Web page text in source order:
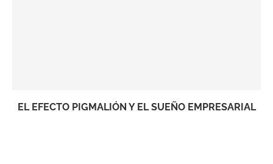
EL EFECTO PIGMALIÓN Y EL SUEÑO EMPRESARIAL